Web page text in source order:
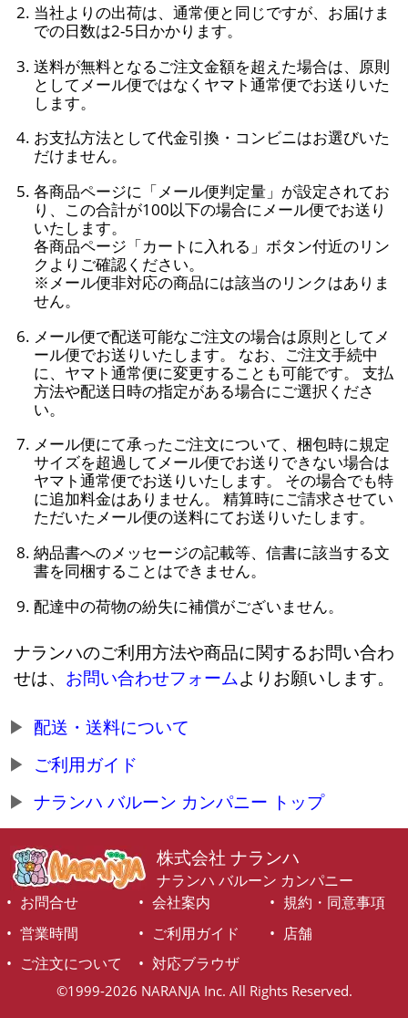
当社よりの出荷は、通常便と同じですが、お届けま
での日数は2-5日かかります。
送料が無料となるご注文金額を超えた場合は、原則
としてメール便ではなくヤマト通常便でお送りいた
します。
お支払方法として代金引換・コンビニはお選びいた
だけません。
各商品ページに「メール便判定量」が設定されてお
り、この合計が100以下の場合にメール便でお送り
いたします。
各商品ページ「カートに入れる」ボタン付近のリン
クよりご確認ください。
※メール便非対応の商品には該当のリンクはありま
せん。
メール便で配送可能なご注文の場合は原則としてメ
ール便でお送りいたします。 なお、ご注文手続中
に、ヤマト通常便に変更することも可能です。 支払
方法や配送日時の指定がある場合にご選択くださ
い。
メール便にて承ったご注文について、梱包時に規定
サイズを超過してメール便でお送りできない場合は
ヤマト通常便でお送りいたします。 その場合でも特
に追加料金はありません。 精算時にご請求させてい
ただいたメール便の送料にてお送りいたします。
納品書へのメッセージの記載等、信書に該当する文
書を同梱することはできません。
配達中の荷物の紛失に補償がございません。
ナランハのご利用方法や商品に関するお問い合わ
せは、 お問い合わせフォームよりお願いします。
配送・送料について
ご利用ガイド
ナランハ バルーン カンパニー トップ
株式会社 ナランハ
ナランハ バルーン カンパニー
お問合せ
会社案内
規約・同意事項
営業時間
ご利用ガイド
店舗
ご注文について
対応ブラウザ
©1999-2026 NARANJA Inc. All Rights Reserved.